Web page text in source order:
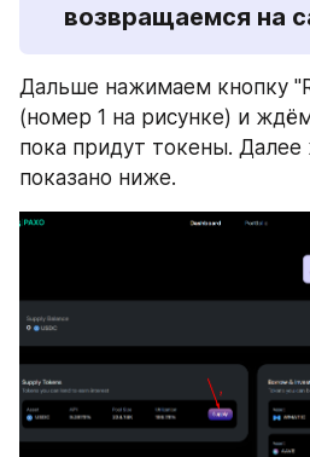
возвращаемся на
Дальше нажимаем кнопку
(номер 1 на рисунке) и
пока придут токены.
показано ниже.